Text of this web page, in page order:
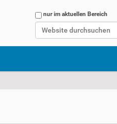
Website durchsuchen
nur im aktuellen Bereich